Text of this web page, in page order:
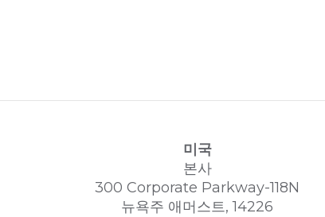
미국
본사
300 Corporate Parkway-118N
뉴욕주 애머스트, 14226